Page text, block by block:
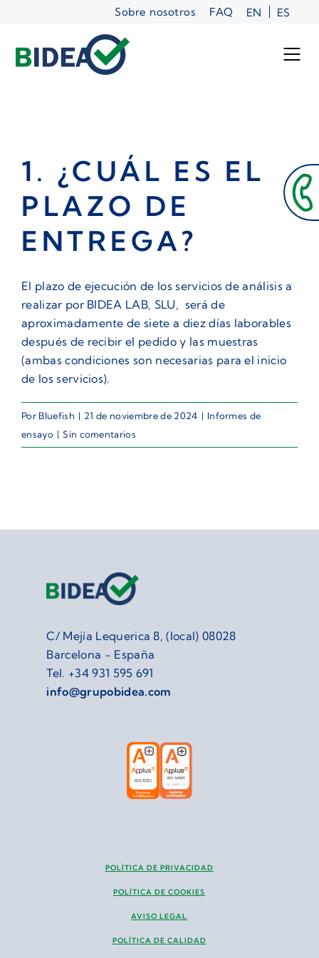
contenido
Sobre nosotros FAQ EN ES
1. ¿CUÁL ES EL
PLAZO DE
ENTREGA?
El plazo de ejecución de los servicios de análisis a
realizar por BIDEA LAB, SLU, será de
aproximadamente de siete a diez días laborables
después de recibir el pedido y las muestras
(ambas condiciones son necesarias para el inicio
de los servicios).
Por Bluefish | 21 de noviembre de 2024 | Informes de
ensayo | Sin comentarios
C/ Mejía Lequerica 8, (local) 08028
Barcelona - España
Tel. +34 931 595 691
info@grupobidea.com
POLÍTICA DE PRIVACIDAD
POLÍTICA DE COOKIES
AVISO LEGAL
POLÍTICA DE CALIDAD